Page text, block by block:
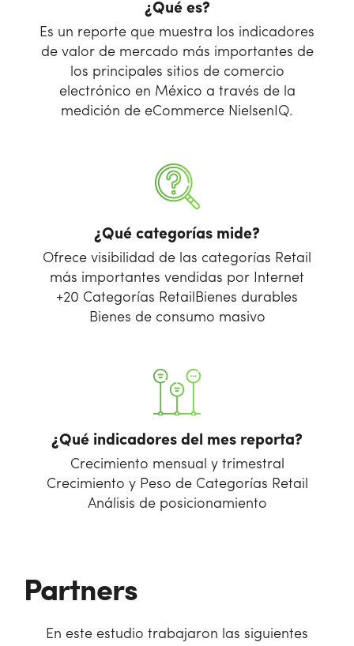
¿Qué es?
Es un reporte que muestra los indicadores
de valor de mercado más importantes de
los principales sitios de comercio
electrónico en México a través de la
medición de eCommerce NielsenIQ.
¿Qué categorías mide?
Ofrece visibilidad de las categorías Retail
más importantes vendidas por Internet
+20 Categorías Retail Bienes durables
Bienes de consumo masivo
¿Qué indicadores del mes reporta?
Crecimiento mensual y trimestral
Crecimiento y Peso de Categorías Retail
Análisis de posicionamiento
Partners
En este estudio trabajaron las siguientes